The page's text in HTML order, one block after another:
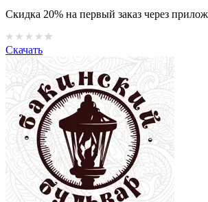
Скидка 20% на первый заказ через
Скачать